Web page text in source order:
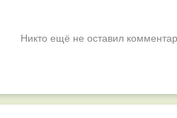
Никто ещё не оставил